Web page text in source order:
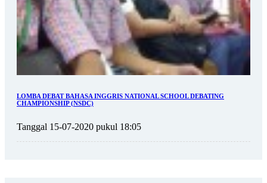
LOMBA DEBAT BAHASA INGGRIS NATIONAL SCHOOL DEBATING
CHAMPIONSHIP (NSDC)
Tanggal 15-07-2020 pukul 18:05